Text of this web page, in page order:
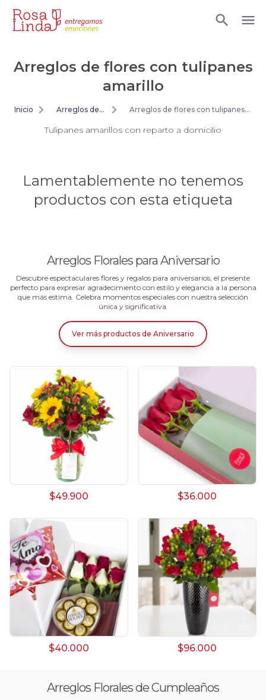
Arreglos de flores con tulipanes
amarillo
Inicio
Arreglos de
Arreglos de flores con tulipanes
Tulipanes amarillos con reparto a domicilio
Lamentablemente no tenemos
productos con esta etiqueta
Arreglos Florales para Aniversario
Descubre espectaculares flores y regalos para aniversarios, el presente
perfecto para expresar agradecimiento con estilo y elegancia a la persona
que más estima. Celebra momentos especiales con nuestra selección
única y significativa.
Ver más productos de Aniversario
$49.900 $36.000
$40.000 $96.000
Arreglos Florales de Cumpleaños